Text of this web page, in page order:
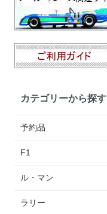
カテゴリーから探す
予約品
F1
ル・マン
ラリー